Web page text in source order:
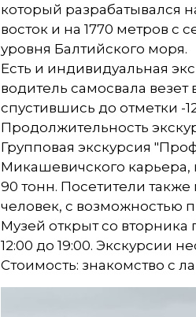
который разрабатывался
восток и на 1770 метров с
уровня Балтийского моря.
Есть и индивидуальная
водитель самосвала
спустившись до отметки -
Продолжительность
Групповая экскурсия
Микашевичского
90 тонн. Посетители также
человек, с возможностью
Музей открыт со вторника
12:00 до 19:00. Экскурсии
Стоимость: знакомство с